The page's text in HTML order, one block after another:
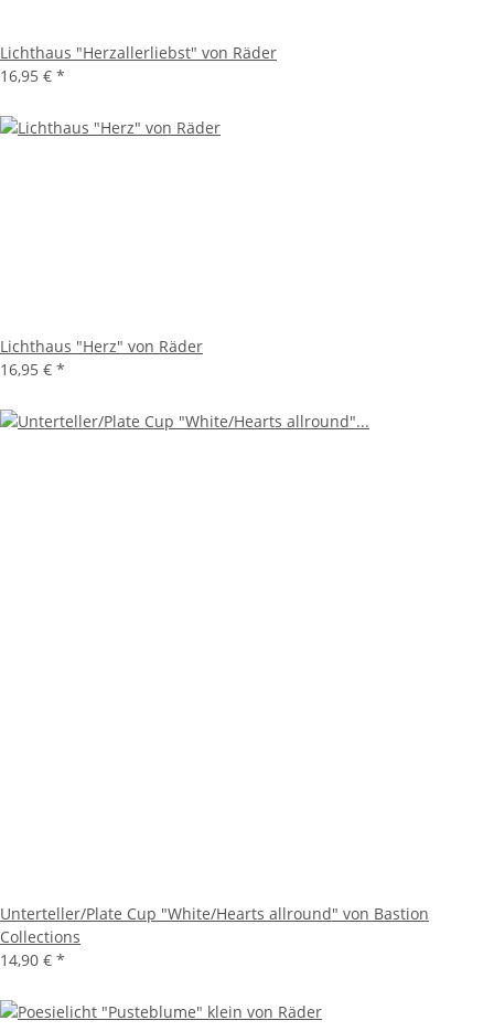
Lichthaus "Herzallerliebst" von Räder
16,95 € *
Lichthaus "Herz" von Räder
16,95 € *
Unterteller/Plate Cup "White/Hearts allround" von Bastion
Collections
14,90 € *